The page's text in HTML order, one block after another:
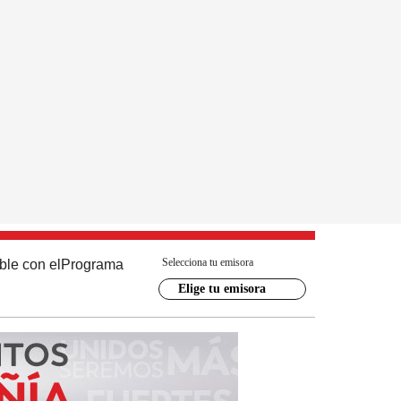
con el Programa Selecciona tu emisora
Elige tu emisora